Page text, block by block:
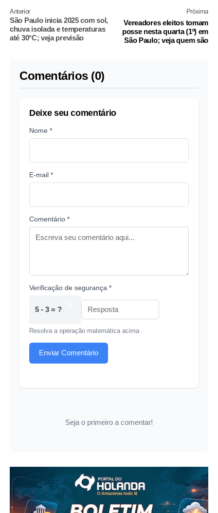
Anterior
São Paulo inicia 2025 com sol,
chuva isolada e temperaturas
até 30°C; veja previsão
Próxima
Vereadores eleitos tomam
posse nesta quarta (1º) em
São Paulo; veja quem são
Comentários (0)
Deixe seu comentário
Nome *
E-mail *
Comentário *
Verificação de segurança *
5 - 3 = ?
Resolva a operação matemática acima
Enviar Comentário
Seja o primeiro a comentar!